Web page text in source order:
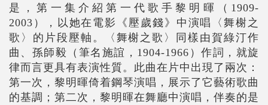
是，第一集介紹第一代歌手黎明暉（1909-
2003），以她在電影《壓歲錢》中演唱〈舞榭之
歌〉的片段壓軸。〈舞榭之歌〉同樣由賀綠汀作
曲、孫師毅（筆名施誼，1904-1966）作詞，就旋
律而言更具有表演性質。此曲在片中出現了兩次：
第一次，黎明暉倚着鋼琴演唱，展示了它藝術歌曲
的基調；第二次，黎明暉在舞廳中演唱，伴奏的是